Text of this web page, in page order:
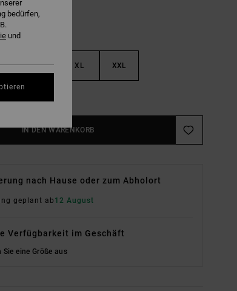
L XL XXL
IN DEN WARENKORB
nach Hause oder zum Abholort
geplant ab 12 August
Verfügbarkeit im Geschäft
Sie eine Größe aus
bedürfen,
und